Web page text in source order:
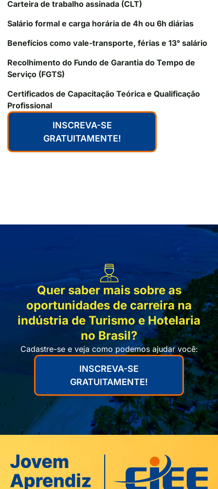
Carteira de trabalho assinada (CLT)
Salário formal e carga horária de 4h ou 6h diárias
Benefícios como vale-transporte, férias e 13° salário
Recolhimento do Fundo de Garantia do Tempo de
Serviço (FGTS)
Certificados de Capacitação Teórica e Qualificação
Profissional
INSCREVA-SE
GRATUITAMENTE!
Quer saber mais sobre as
oportunidades de carreira na
indústria de Turismo e Hotelaria
no Brasil?
Cadastre-se e veja como podemos ajudar você:
INSCREVA-SE
GRATUITAMENTE!